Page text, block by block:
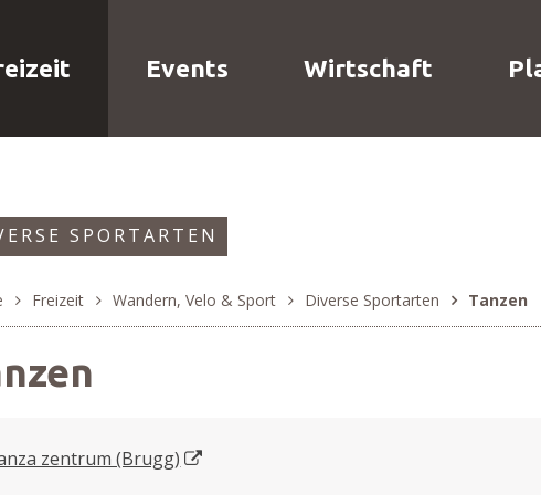
Events Wirtschaft
Freizeit Wandern, Velo & Sport Diverse Sportarten Tanzen
SPORTARTEN
zentrum (Brugg)